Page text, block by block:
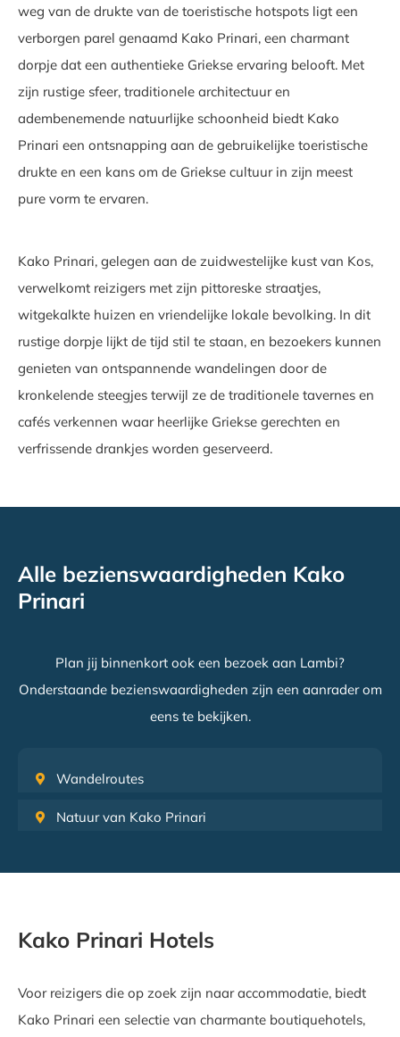
weg van de drukte van de toeristische hotspots ligt een
verborgen parel genaamd Kako Prinari, een charmant
dorpje dat een authentieke Griekse ervaring belooft. Met
zijn rustige sfeer, traditionele architectuur en
adembenemende natuurlijke schoonheid biedt Kako
Prinari een ontsnapping aan de gebruikelijke toeristische
drukte en een kans om de Griekse cultuur in zijn meest
pure vorm te ervaren.
Kako Prinari, gelegen aan de zuidwestelijke kust van Kos,
verwelkomt reizigers met zijn pittoreske straatjes,
witgekalkte huizen en vriendelijke lokale bevolking. In dit
rustige dorpje lijkt de tijd stil te staan, en bezoekers kunnen
genieten van ontspannende wandelingen door de
kronkelende steegjes terwijl ze de traditionele tavernes en
cafés verkennen waar heerlijke Griekse gerechten en
verfrissende drankjes worden geserveerd.
Alle bezienswaardigheden Kako
Prinari
Plan jij binnenkort ook een bezoek aan Lambi?
Onderstaande bezienswaardigheden zijn een aanrader om
eens te bekijken.
Wandelroutes
Natuur van Kako Prinari
Kako Prinari Hotels
Voor reizigers die op zoek zijn naar accommodatie, biedt
Kako Prinari een selectie van charmante boutiquehotels,